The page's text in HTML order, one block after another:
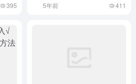
395 5年前 411